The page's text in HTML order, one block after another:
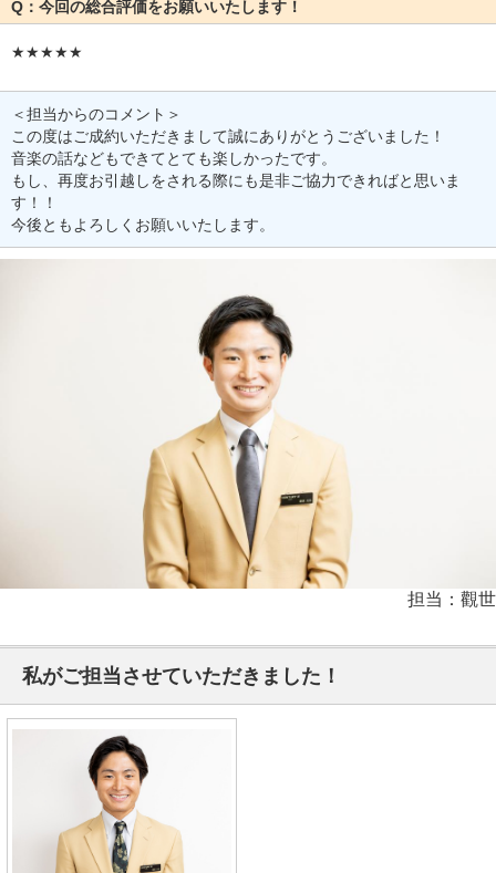
Q：今回の総合評価をお願いいたします！
★★★★★
＜担当からのコメント＞
この度はご成約いただきまして誠にありがとうございました！
音楽の話などもできてとても楽しかったです。
もし、再度お引越しをされる際にも是非ご協力できればと思いま
す！！
今後ともよろしくお願いいたします。
担当：觀世
私がご担当させていただきました！